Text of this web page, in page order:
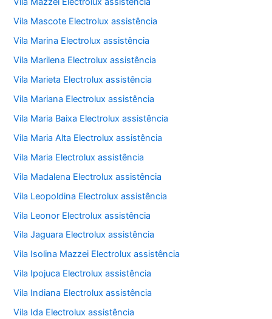
Vila Mascote Electrolux assistência
Vila Marina Electrolux assistência
Vila Marilena Electrolux assistência
Vila Marieta Electrolux assistência
Vila Mariana Electrolux assistência
Vila Maria Baixa Electrolux assistência
Vila Maria Alta Electrolux assistência
Vila Maria Electrolux assistência
Vila Madalena Electrolux assistência
Vila Leopoldina Electrolux assistência
Vila Leonor Electrolux assistência
Vila Jaguara Electrolux assistência
Vila Isolina Mazzei Electrolux assistência
Vila Ipojuca Electrolux assistência
Vila Indiana Electrolux assistência
Vila Ida Electrolux assistência